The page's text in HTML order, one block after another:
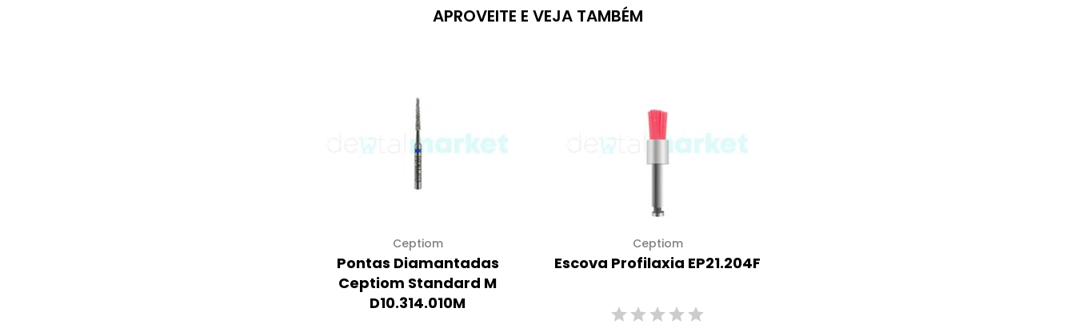
APROVEITE E VEJA TAMBÉM
Ceptiom
Pontas Diamantadas
Ceptiom Standard M
D10.314.010M
Ceptiom
Escova Profilaxia EP21.204F